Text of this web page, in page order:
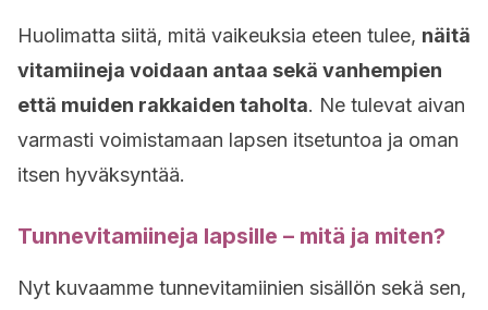
Huolimatta siitä, mitä vaikeuksia eteen tulee, näitä
vitamiineja voidaan antaa sekä vanhempien
että muiden rakkaiden taholta. Ne tulevat aivan
varmasti voimistamaan lapsen itsetuntoa ja oman
itsen hyväksyntää.
Tunnevitamiineja lapsille – mitä ja miten?
Nyt kuvaamme tunnevitamiinien sisällön sekä sen,